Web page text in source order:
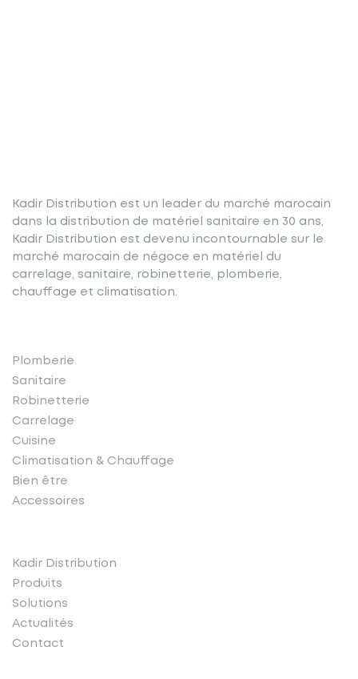
Kadir Distribution est un leader du marché marocain
dans la distribution de matériel sanitaire en 30 ans,
Kadir Distribution est devenu incontournable sur le
marché marocain de négoce en matériel du
carrelage, sanitaire, robinetterie, plomberie,
chauffage et climatisation.
Plomberie
Sanitaire
Robinetterie
Carrelage
Cuisine
Climatisation & Chauffage
Bien être
Accessoires
Kadir Distribution
Produits
Solutions
Actualités
Contact